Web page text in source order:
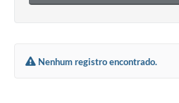
Nenhum registro encontrado.